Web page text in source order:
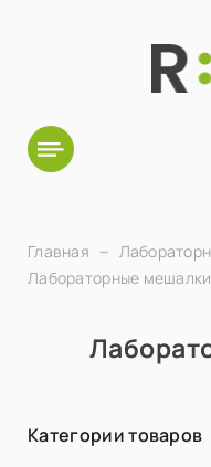
Главная
Лабораторные мешалки
Категории товаров